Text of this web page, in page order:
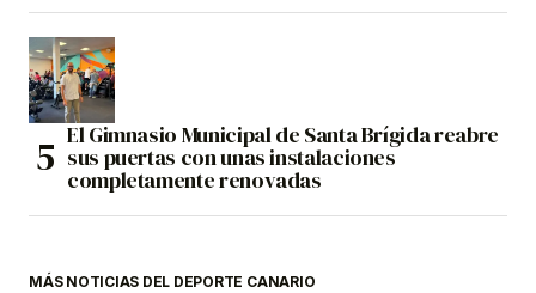
El Gimnasio Municipal de Santa Brígida reabre
sus puertas con unas instalaciones
completamente renovadas
MÁS NOTICIAS DEL DEPORTE CANARIO